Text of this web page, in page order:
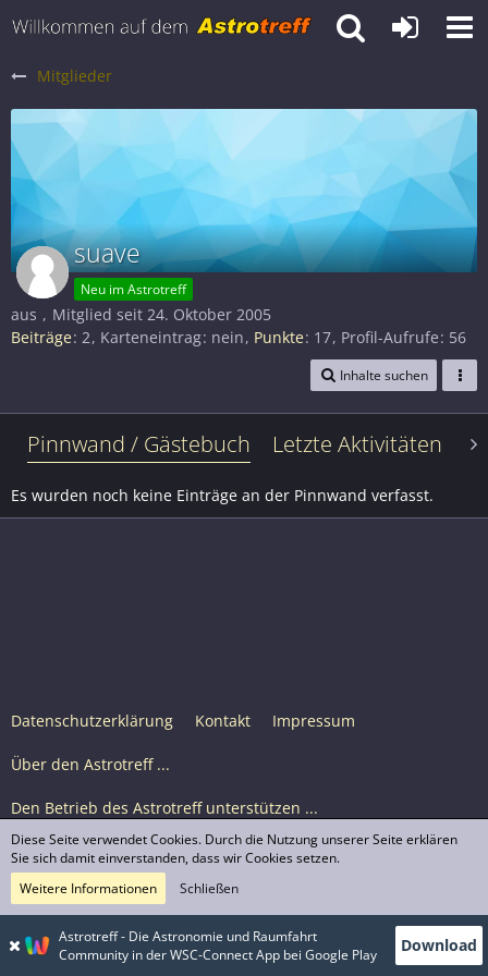
Mitglieder
suave
Neu im Astrotreff
aus
Mitglied seit 24. Oktober 2005
Beiträge 2 Karteneintrag nein Punkte 17 Profil-Aufrufe 56
Inhalte suchen
Pinnwand / Gästebuch Letzte Aktivitäten
Es wurden noch keine Einträge an der Pinnwand verfasst.
Datenschutzerklärung Kontakt Impressum
Über den Astrotreff ...
Den Betrieb des Astrotreff unterstützen ...
Nutzungsbedingungen
© Astrotreff 2001-2026, lizenziert unter CC BY-SA,
sofern für einzelne Inhalte nicht anders angegeben
Astrotreff - Die Astronomie und Raumfahrt
Community in der WSC-Connect App bei Google Play
Download
Diese Seite verwendet Cookies. Durch die Nutzung unserer Seite erklären
Sie sich damit einverstanden, dass wir Cookies setzen.
Weitere Informationen
Schließen